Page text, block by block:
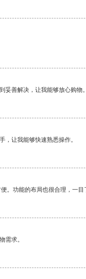
妥善解决，让我能够放心购物。
，让我能够快速熟悉操作。
。功能的布局也很合理，一目
需求。